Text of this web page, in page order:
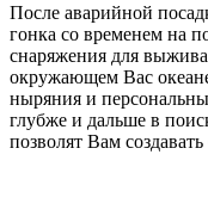
После аварийной
гонка со временем на
снаряжения для
окружающем Вас
ныряния и
глубже и дальше в
позволят Вам